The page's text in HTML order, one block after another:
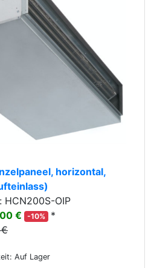
horizontal,
HCN200S-OIP
€
-10%
*
€
Auf Lager